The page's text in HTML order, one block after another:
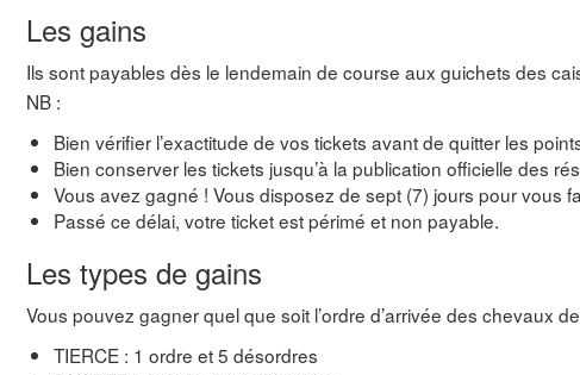
Les gains
Ils sont payables dès le lendemain de course aux guichets des
NB :
Bien vérifier l’exactitude de vos tickets avant de quitter les
Bien conserver les tickets jusqu’à la publication officielle des
Vous avez gagné ! Vous disposez de sept (7) jours pour vous
Passé ce délai, votre ticket est périmé et non payable.
Les types de gains
Vous pouvez gagner quel que soit l’ordre d’arrivée des chevaux
TIERCE : 1 ordre et 5 désordres